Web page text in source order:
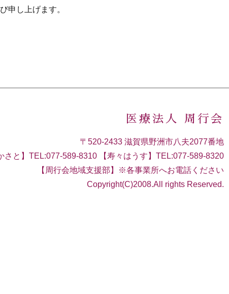
申し上げます。
医療法人 周行会
〒520-2433 滋賀県野洲市八夫2077番地
さと】TEL:077-589-8310 【寿々はうす】TEL:077-589-8320
【周行会地域支援部】※各事業所へお電話ください
Copyright(C)2008.All rights Reserved.